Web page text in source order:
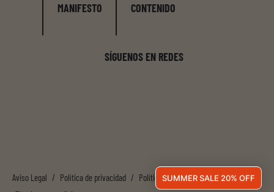
MANIFESTO
CONTENIDO
SÍGUENOS EN REDES
Aviso Legal / Política de privacidad / Política de cookies /
SUMMER SALE 20% OFF